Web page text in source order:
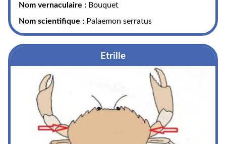
Nom vernaculaire : Bouquet
Nom scientifique : Palaemon serratus
Etrille